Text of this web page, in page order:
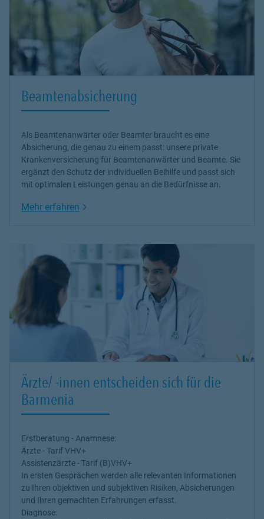
Beamtenabsicherung
Als Beamtenanwärter oder Beamter braucht es eine
Absicherung, die genau zu einem passt: unsere private
Krankenversicherung für Beamtenanwärter und Beamte. Sie
ergänzt den Schutz der individuellen Beihilfe und passt sich
mit optimalen Leistungen genau an die Bedürfnisse an.
Mehr erfahren Link Opens in New Tab
Ärzte/ -innen entscheiden sich für die
Barmenia
Erstberatung - Anamnese:
Ärzte - Tarif VHV+
Assistenzärzte - Tarif (B)VHV+
In ersten Gesprächen werden alle relevanten Informationen
zu Ihren objektiven und subjektiven Risiken, Absicherungen
und Ihren gemachten Erfahrungen erfasst.
Diagnose: